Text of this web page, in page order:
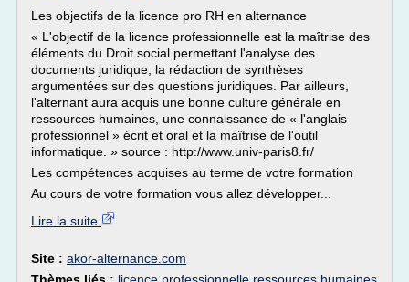
Les objectifs de la licence pro RH en alternance
« L'objectif de la licence professionnelle est la maîtrise des
éléments du Droit social permettant l'analyse des
documents juridique, la rédaction de synthèses
argumentées sur des questions juridiques. Par ailleurs,
l'alternant aura acquis une bonne culture générale en
ressources humaines, une connaissance de « l'anglais
professionnel » écrit et oral et la maîtrise de l'outil
informatique. » source : http://www.univ-paris8.fr/
Les compétences acquises au terme de votre formation
Au cours de votre formation vous allez développer...
Lire la suite
Site : akor-alternance.com